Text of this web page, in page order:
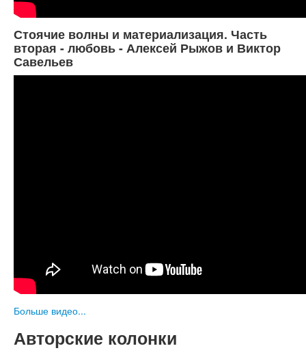
Стоячие волны и материализация. Часть
вторая - любовь - Алексей Рыжов и Виктор
Савельев
Больше видео...
Авторские колонки